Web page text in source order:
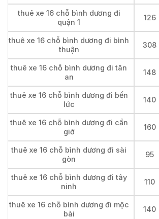
thuê xe 16 chỗ bình dương đi
quận 1
126
thuê xe 16 chỗ bình dương đi bình
thuận
308
thuê xe 16 chỗ bình dương đi tân
an
148
thuê xe 16 chỗ bình dương đi bến
lức
140
thuê xe 16 chỗ bình dương đi cần
giờ
160
thuê xe 16 chỗ bình dương đi sài
gòn
95
thuê xe 16 chỗ bình dương đi tây
ninh
110
thuê xe 16 chỗ bình dương đi mộc
bài
140